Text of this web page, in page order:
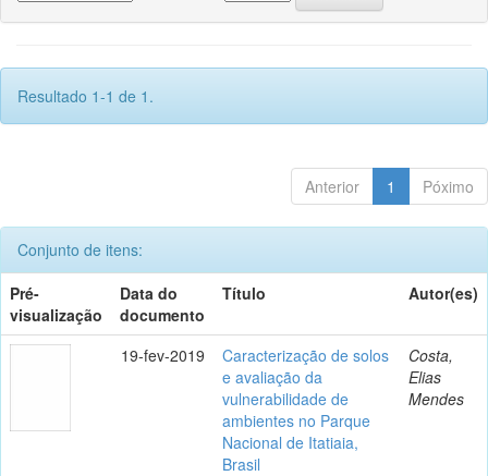
Resultado 1-1 de 1.
Anterior 1 Póximo
Conjunto de itens:
Pré-
visualização
Data do
documento
Título Autor(es)
19-fev-2019
Caracterização de solos
e avaliação da
vulnerabilidade de
ambientes no Parque
Nacional de Itatiaia,
Brasil
Costa,
Elias
Mendes